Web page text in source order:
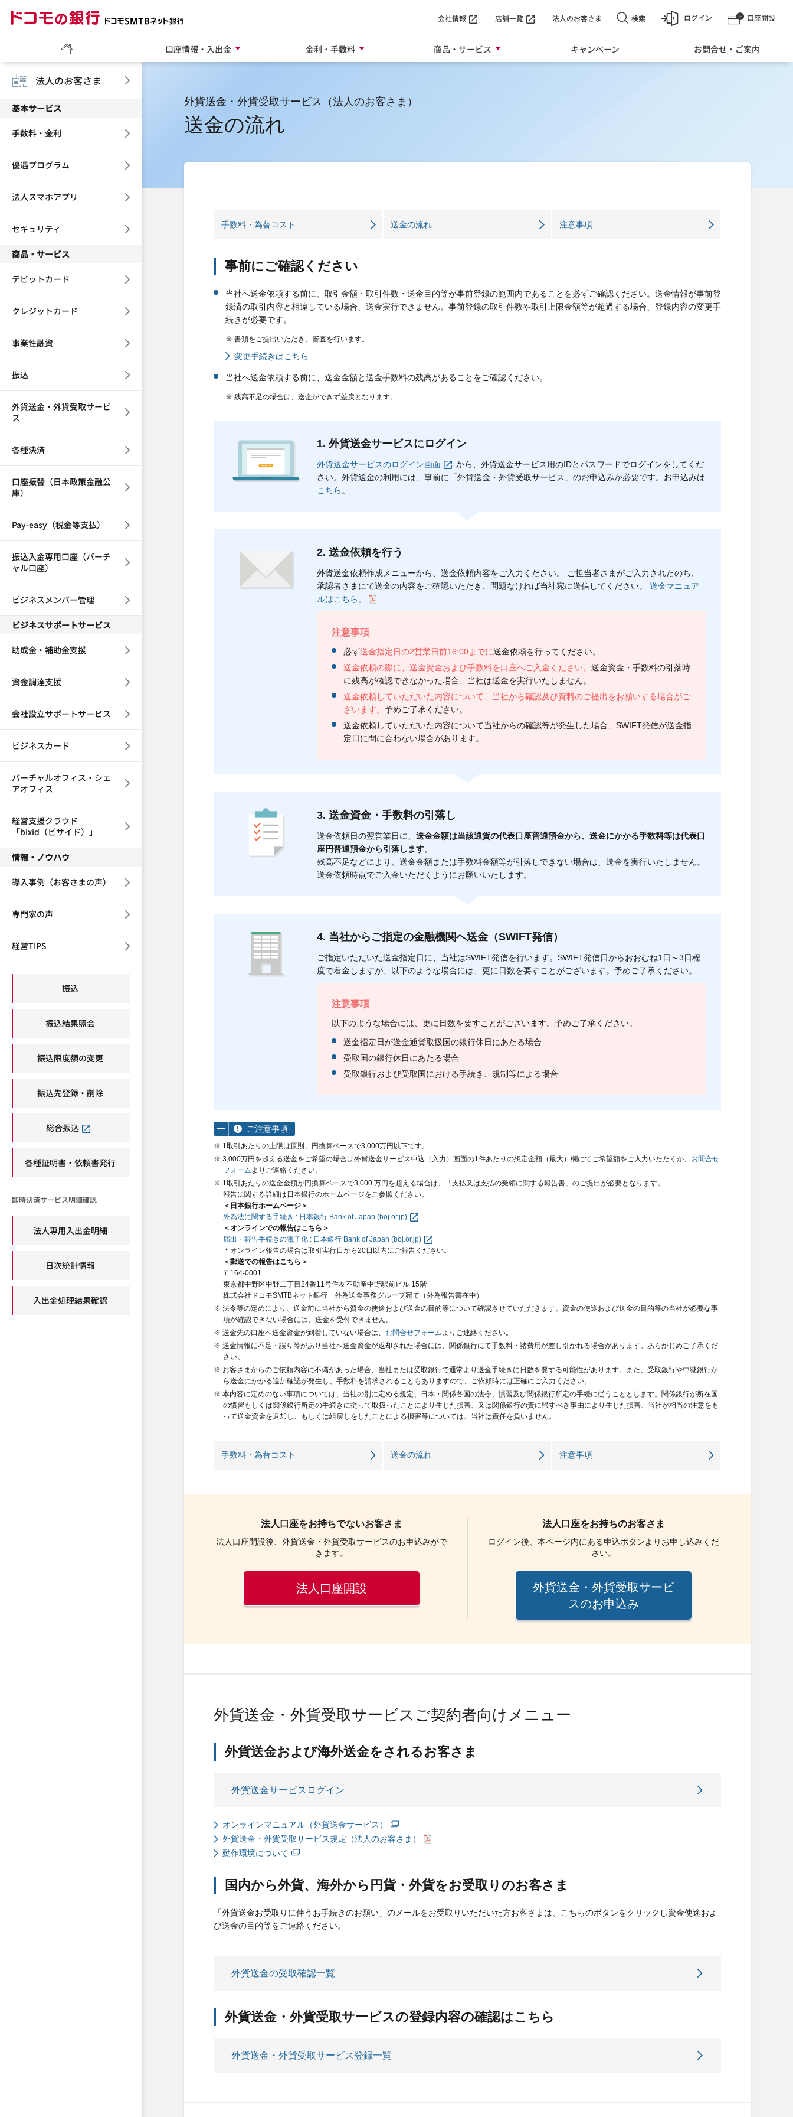
口座開設
ログイン
口座情報・入出金 金利・手数料 商品・サービス キャンペーン お問合せ・ご案内
会社情報 店舗一覧 法人のお客さま 検索
外貨送金・外貨受取サービス（法人のお客さま）
送金の流れ
手数料・為替コスト 送金の流れ 注意事項
事前にご確認ください
当社へ送金依頼する前に、取引金額・取引件数・送金目的等が事前登録の範囲内であることを必ずご確認ください。送金情報が事前登
録済の取引内容と相違している場合、送金実行できません。事前登録の取引件数や取引上限金額等が超過する場合、登録内容の変更手
続きが必要です。
※ 書類をご提出いただき、審査を行います。
変更手続きはこちら
当社へ送金依頼する前に、送金金額と送金手数料の残高があることをご確認ください。
※ 残高不足の場合は、送金ができず差戻となります。
1. 外貨送金サービスにログイン
外貨送金サービスのログイン画面
から、外貨送金サービス用のIDとパスワードでログインをしてくだ
さい。外貨送金の利用には、事前に「外貨送金・外貨受取サービス」のお申込みが必要です。お申込みは
こちら 。
2. 送金依頼を行う
外貨送金依頼作成メニューから、送金依頼内容をご入力ください。 ご担当者さまがご入力されたのち、
承認者さまにて送金の内容をご確認いただき、問題なければ当社宛に送信してください。 送金マニュア
ルはこちら。
注意事項
必ず送金指定日の2営業日前16:00までに送金依頼を行ってください。
送金依頼の際に、送金資金および手数料を口座へご入金ください。 送金資金・手数料の引落時
に残高が確認できなかった場合、当社は送金を実行いたしません。
送金依頼していただいた内容について、当社から確認及び資料のご提出をお願いする場合がご
ざいます。 予めご了承ください。
送金依頼していただいた内容について当社からの確認等が発生した場合、SWIFT発信が送金指
定日に間に合わない場合があります。
3. 送金資金・手数料の引落し
送金依頼日の翌営業日に、 送金金額は当該通貨の代表口座普通預金から、送金にかかる手数料等は代表口
座円普通預金から引落します。
残高不足などにより、送金金額または手数料金額等が引落しできない場合は、送金を実行いたしません。
送金依頼時点でご入金いただくようにお願いいたします。
4. 当社からご指定の金融機関へ送金（SWIFT発信）
ご指定いただいた送金指定日に、当社はSWIFT発信を行います。SWIFT発信日からおおむね1日～3日程
度で着金しますが、以下のような場合には、更に日数を要すことがございます。予めご了承ください。
注意事項
以下のような場合には、更に日数を要すことがございます。予めご了承ください。
送金指定日が送金通貨取扱国の銀行休日にあたる場合
受取国の銀行休日にあたる場合
受取銀行および受取国における手続き、規制等による場合
ご注意事項
※ 1取引あたりの上限は原則、円換算ベースで3,000万円以下です。
※ 3,000万円を超える送金をご希望の場合は外貨送金サービス申込（入力）画面の1件あたりの想定金額（最大）欄にてご希望額をご入力いただくか、 お問合せ
フォームよりご連絡ください。
※ 1取引あたりの送金金額が円換算ベースで3,000 万円を超える場合は、「支払又は支払の受領に関する報告書」のご提出が必要となります。
報告に関する詳細は日本銀行のホームページをご参照ください。
＜日本銀行ホームページ＞
外為法に関する手続き : 日本銀行 Bank of Japan (boj.or.jp)
＜オンラインでの報告はこちら＞
届出・報告手続きの電子化 : 日本銀行 Bank of Japan (boj.or.jp)
＊オンライン報告の場合は取引実行日から20日以内にご報告ください。
＜郵送での報告はこちら＞
〒164-0001
東京都中野区中野二丁目24番11号住友不動産中野駅前ビル 15階
株式会社ドコモSMTBネット銀行 外為送金事務グループ宛て（外為報告書在中）
※ 法令等の定めにより、送金前に当社から資金の使途および送金の目的等について確認させていただきます。資金の使途および送金の目的等の当社が必要な事
項が確認できない場合には、送金を受付できません。
※ 送金先の口座へ送金資金が到着していない場合は、 お問合せフォームよりご連絡ください。
※ 送金情報に不足・誤り等があり当社へ送金資金が返却された場合には、関係銀行にて手数料・諸費用が差し引かれる場合があります。あらかじめご了承くだ
さい。
※ お客さまからのご依頼内容に不備があった場合、当社または受取銀行で通常より送金手続きに日数を要する可能性があります。また、受取銀行や中継銀行か
ら送金にかかる追加確認が発生し、手数料を請求されることもありますので、ご依頼時には正確にご入力ください。
※ 本内容に定めのない事項については、当社の別に定める規定、日本・関係各国の法令、慣習及び関係銀行所定の手続に従うこととします。関係銀行が所在国
の慣習もしくは関係銀行所定の手続きに従って取扱ったことにより生じた損害、又は関係銀行の責に帰すべき事由により生じた損害、当社が相当の注意をも
って送金資金を返却し、もしくは組戻しをしたことによる損害等については、当社は責任を負いません。
手数料・為替コスト 送金の流れ 注意事項
法人口座をお持ちでないお客さま
法人口座開設後、外貨送金・外貨受取サービスのお申込みがで
きます。
法人口座開設
法人口座をお持ちのお客さま
ログイン後、本ページ内にある申込ボタンよりお申し込みくだ
さい。
外貨送金・外貨受取サービ
スのお申込み
外貨送金・外貨受取サービスご契約者向けメニュー
外貨送金および海外送金をされるお客さま
外貨送金サービスログイン
オンラインマニュアル（外貨送金サービス）
外貨送金・外貨受取サービス規定（法人のお客さま）
動作環境について
国内から外貨、海外から円貨・外貨をお受取りのお客さま
「外貨送金お受取りに伴うお手続きのお願い」のメールをお受取りいただいた方お客さまは、こちらのボタンをクリックし資金使途およ
び送金の目的等をご連絡ください。
外貨送金の受取確認一覧
外貨送金・外貨受取サービスの登録内容の確認はこちら
外貨送金・外貨受取サービス登録一覧
法人のお客さま
基本サービス
手数料・金利
優遇プログラム
法人スマホアプリ
セキュリティ
商品・サービス
デビットカード
クレジットカード
事業性融資
振込
外貨送金・外貨受取サービ
ス
各種決済
口座振替（日本政策金融公
庫）
Pay-easy（税金等支払）
振込入金専用口座（バーチ
ャル口座）
ビジネスメンバー管理
ビジネスサポートサービス
助成金・補助金支援
資金調達支援
会社設立サポートサービス
ビジネスカード
バーチャルオフィス・シェ
アオフィス
経営支援クラウド
「bixid（ビサイド）」
情報・ノウハウ
導入事例（お客さまの声）
専門家の声
経営TIPS
振込
振込結果照会
振込限度額の変更
振込先登録・削除
総合振込
各種証明書・依頼書発行
即時決済サービス明細確認
法人専用入出金明細
日次統計情報
入出金処理結果確認